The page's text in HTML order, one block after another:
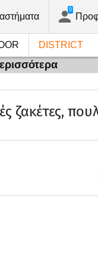
0
DISTRICT